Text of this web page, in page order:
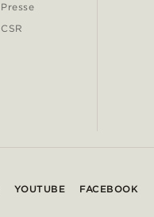
Presse
CSR
YOUTUBE FACEBOOK